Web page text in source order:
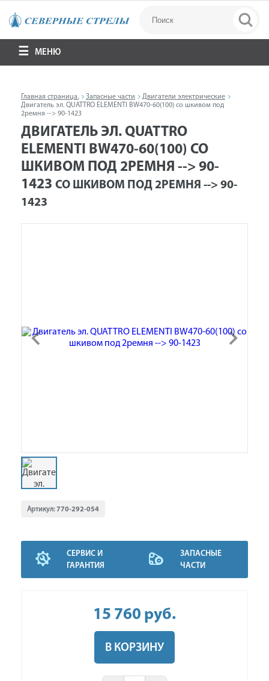
МЕНЮ
Главная страница. Запасные части
Двигатели электрические
Двигатель эл. QUATTRO ELEMENTI BW470-60(100) со шкивом под
2ремня --> 90-1423
ДВИГАТЕЛЬ ЭЛ. QUATTRO
ELEMENTI BW470-60(100) СО
ШКИВОМ ПОД 2РЕМНЯ --> 90-
1423 СО ШКИВОМ ПОД 2РЕМНЯ --> 90-
1423
Артикул:770-292-054
СЕРВИС И
ГАРАНТИЯ
ЗАПАСНЫЕ
ЧАСТИ
15 760 руб.
В КОРЗИНУ